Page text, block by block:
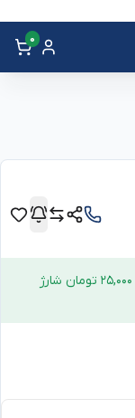
0
با ثبت نام در وب سایت کیف‌پول شما به مبلغ 25,000 تومان شارژ